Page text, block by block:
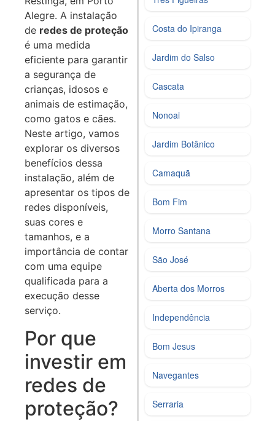
Alegre. A instalação
de redes de proteção
é uma medida
eficiente para garantir
a segurança de
crianças, idosos e
animais de estimação,
como gatos e cães.
Neste artigo, vamos
explorar os diversos
benefícios dessa
instalação, além de
apresentar os tipos de
redes disponíveis,
suas cores e
tamanhos, e a
importância de contar
com uma equipe
qualificada para a
execução desse
serviço.
Por que
investir em
redes de
proteção?
Costa do Ipiranga
Jardim do Salso
Cascata
Nonoai
Jardim Botânico
Camaquã
Bom Fim
Morro Santana
São José
Aberta dos Morros
Independência
Bom Jesus
Navegantes
Serraria